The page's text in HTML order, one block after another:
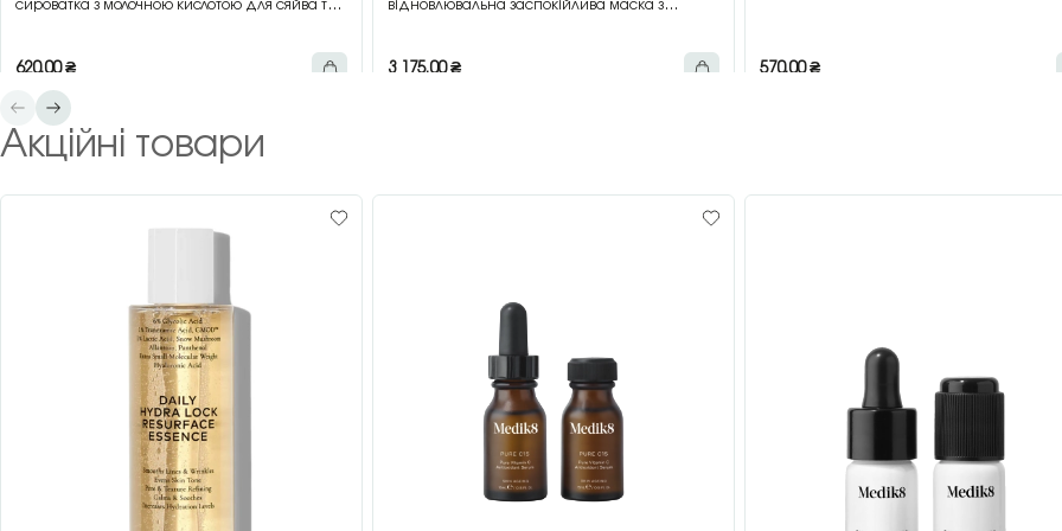
сироватка з молочною кислотою для сяйва та
620,00₴
відновлювальна заспокійлива маска з
3 175,00₴ 570,00₴
Акційні товари